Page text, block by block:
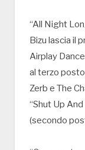
“All Night
Bizu lascia il
Airplay
al terzo
Zerb e The
“Shut Up
(secondo